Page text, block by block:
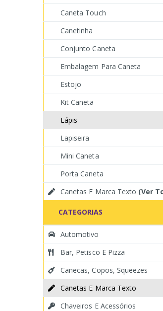
Caneta Touch
Canetinha
Conjunto Caneta
Embalagem Para Caneta
Estojo
Kit Caneta
Lápis
Lapiseira
Mini Caneta
Porta Caneta
Canetas E Marca Texto (Ver
CATEGORIAS
Automotivo
Bar, Petisco E Pizza
Canecas, Copos, Squeezes
Canetas E Marca Texto
Chaveiros E Acessórios